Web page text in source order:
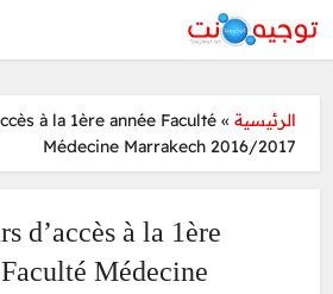
الرئيسية »
à la 1ère année Faculté
Médecine Marrakech 2016/2017
d’accès à la 1ère
Médecine